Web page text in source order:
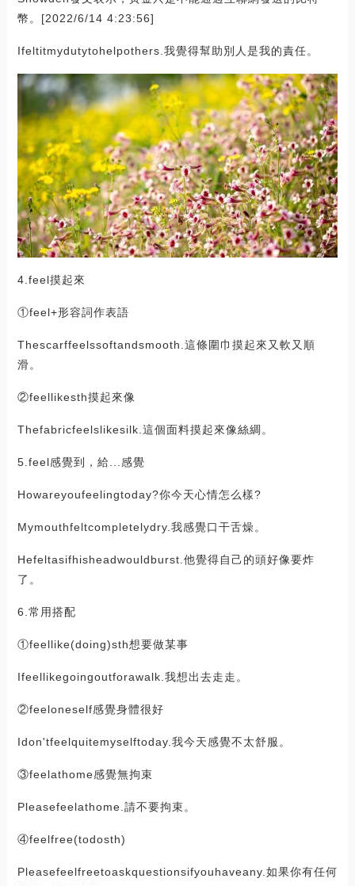
幣。[2022/6/14 4:23:56]
Ifeltitmydutytohelpothers.我覺得幫助別人是我的責任。
4.feel摸起來
①feel+形容詞作表語
Thescarffeelssoftandsmooth.這條圍巾摸起來又軟又順
滑。
②feellikesth摸起來像
Thefabricfeelslikesilk.這個面料摸起來像絲綢。
5.feel感覺到，給...感覺
Howareyoufeelingtoday?你今天心情怎么樣?
Mymouthfeltcompletelydry.我感覺口干舌燥。
Hefeltasifhisheadwouldburst.他覺得自己的頭好像要炸
了。
6.常用搭配
①feellike(doing)sth想要做某事
Ifeellikegoingoutforawalk.我想出去走走。
②feeloneself感覺身體很好
Idon'tfeelquitemyselftoday.我今天感覺不太舒服。
③feelathome感覺無拘束
Pleasefeelathome.請不要拘束。
④feelfree(todosth)
Pleasefeelfreetoaskquestionsifyouhaveany.如果你有任何